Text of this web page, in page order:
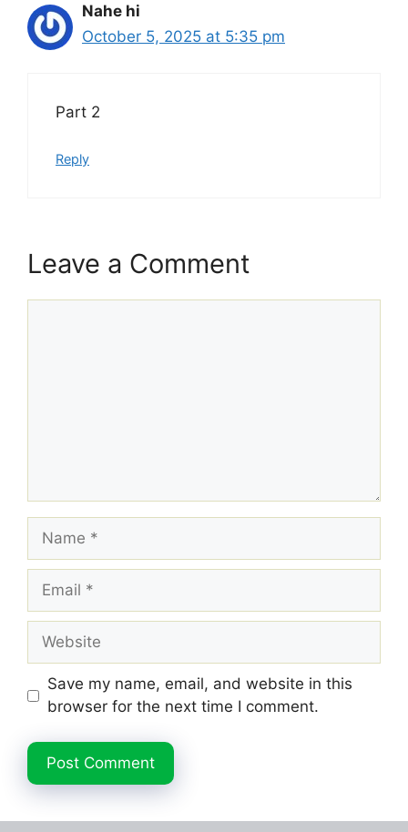
Nahe hi
October 5, 2025 at 5:35 pm
Part 2
Reply
Leave a Comment
Name
Email
Website
Save my name, email, and website in this
browser for the next time I comment.